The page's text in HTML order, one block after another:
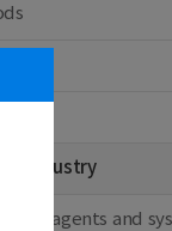
Industry
agents and